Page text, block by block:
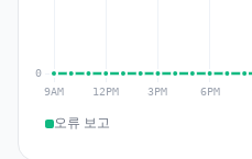
오류 보고